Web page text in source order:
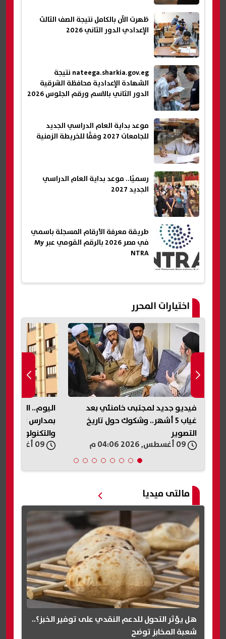
ظهرت الآن بالكامل نتيجة الصف الثالث
الإعدادي الدور الثاني 2026
nateega.sharkia.gov.eg نتيجة
الشهادة الإعدادية محافظة الشرقية
الدور الثاني بالاسم ورقم الجلوس 2026
موعد بداية العام الدراسي الجديد
للجامعات 2027 وفقًا للخريطة الزمنية
رسميًا.. موعد بداية العام الدراسي
الجديد 2027
طريقة معرفة الأرقام المسجلة باسمي
في مصر 2026 بالرقم القومي عبر My
NTRA
اختيارات المحرر
فيديو جديد لمجتبى خامنئي بعد
غياب 5 أشهر.. وشكوك حول تاريخ
التصوير
اليوم.. الفرصة
بمدارس
والتكنولوجيا (STEM)
مالتى ميديا
هل يؤثر التحول للدعم النقدي على توفير الخبز؟..
شعبة المخابز توضح